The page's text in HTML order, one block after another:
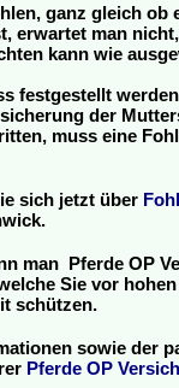
ganz gleich ob
erwartet man
kann wie
festgestellt
der
muss eine
sich jetzt über
man Pferde OP
Sie vor
schützen.
sowie der
Pferde OP